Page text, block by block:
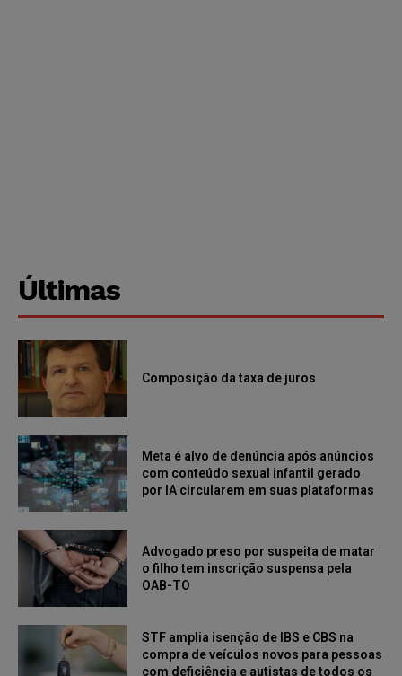
Últimas
Composição da taxa de juros
Meta é alvo de denúncia após anúncios
com conteúdo sexual infantil gerado
por IA circularem em suas plataformas
Advogado preso por suspeita de matar
o filho tem inscrição suspensa pela
OAB-TO
STF amplia isenção de IBS e CBS na
compra de veículos novos para pessoas
com deficiência e autistas de todos os